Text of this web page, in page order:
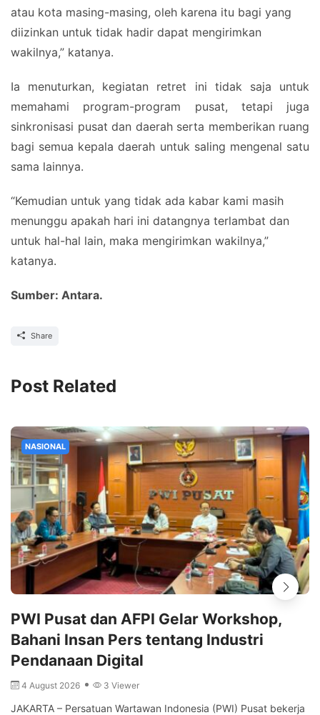
atau kota masing-masing, oleh karena itu bagi yang
diizinkan untuk tidak hadir dapat mengirimkan
wakilnya,” katanya.
Ia menuturkan, kegiatan retret ini tidak saja untuk
memahami program-program pusat, tetapi juga
sinkronisasi pusat dan daerah serta memberikan ruang
bagi semua kepala daerah untuk saling mengenal satu
sama lainnya.
“Kemudian untuk yang tidak ada kabar kami masih
menunggu apakah hari ini datangnya terlambat dan
untuk hal-hal lain, maka mengirimkan wakilnya,”
katanya.
Sumber: Antara.
Share
Post Related
NASIONAL
PWI Pusat dan AFPI Gelar Workshop,
Bahani Insan Pers tentang Industri
Pendanaan Digital
4 August 2026 3 Viewer
JAKARTA – Persatuan Wartawan Indonesia (PWI) Pusat bekerja